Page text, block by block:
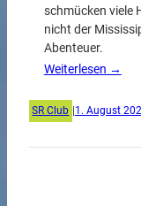
schmücken viele
nicht der
Abenteuer.
Weiterlesen →
SR Club 1. August